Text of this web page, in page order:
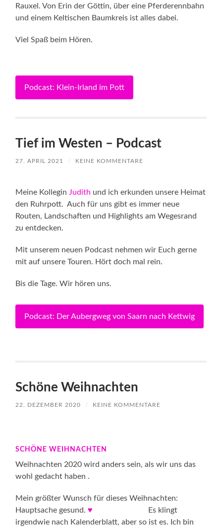
Rauxel. Von Erin der Göttin, über eine Pferderennbahn
und einem Keltischen Baumkreis ist alles dabei.
Viel Spaß beim Hören.
Podcast: Klein-Irland im Pott
Tief im Westen – Podcast
27. APRIL 2021 / KEINE KOMMENTARE
Meine Kollegin Judith und ich erkunden unsere Heimat
den Ruhrpott. Auch für uns gibt es immer neue
Routen, Landschaften und Highlights am Wegesrand
zu entdecken.
Mit unserem neuen Podcast nehmen wir Euch gerne
mit auf unsere Touren. Hört doch mal rein.
Bis die Tage. Wir hören uns.
Podcast: Der Aubergweg von Saarn nach Kettwig
Schöne Weihnachten
22. DEZEMBER 2020 / KEINE KOMMENTARE
SCHÖNE WEIHNACHTEN
Weihnachten 2020 wird anders sein, als wir uns das
wohl gedacht haben .
Mein größter Wunsch für dieses Weihnachten:
Hauptsache gesund.♥
Es klingt
irgendwie nach Kalenderblatt, aber so ist es. Ich bin